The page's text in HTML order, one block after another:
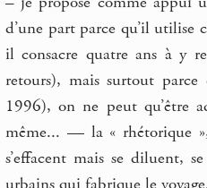
d’une part parce qu’il utilise
il consacre quatre ans à y
retours), mais surtout
1996), on ne peut qu’être
même... — la « rhétorique
s’effacent mais se diluent,